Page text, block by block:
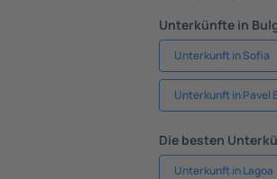
Unterkünfte in
Unterkunft in Sofia
Unterkunft in Pavel
Die besten
Unterkunft in Lagoa